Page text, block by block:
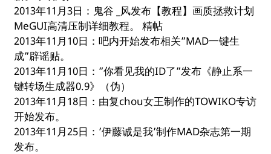
2013年11月3日：鬼谷 _风发布【教程】画质拯救计划
MeGUI高清压制详细教程。 精帖
2013年11月10日：吧内开始发布相关”MAD一键生
成”辟谣贴。
2013年11月10日：”你看见我的ID了”发布《静止系一
键转场生成器0.9》（伪）
2013年11月18日：由复chou女王制作的TOWIKO专访
开始发布。
2013年11月25日：’伊藤诚是我’制作MAD杂志第一期
发布。